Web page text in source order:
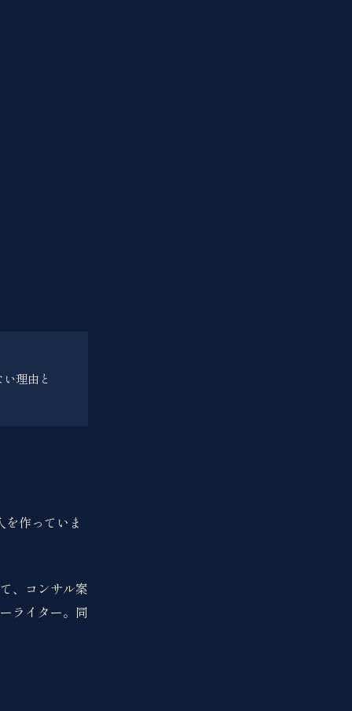
理由と
作っていま
、コンサル案
ライター。同